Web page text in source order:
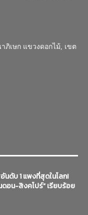
ภิเษก แขวงดอกไม้, เขต
นดับ 1 แพงที่สุดในโลก!
ดอน-สิงคโปร์” เรียบร้อย